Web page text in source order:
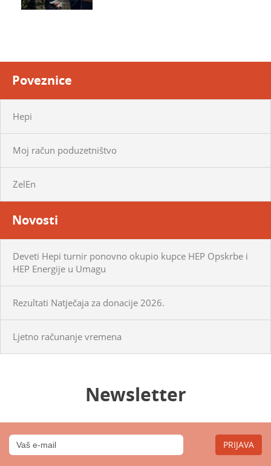
Poveznice
Hepi
Moj račun poduzetništvo
ZelEn
Novosti
Deveti Hepi turnir ponovno okupio kupce HEP Opskrbe i
HEP Energije u Umagu
Rezultati Natječaja za donacije 2026.
Ljetno računanje vremena
Newsletter
PRIJAVA